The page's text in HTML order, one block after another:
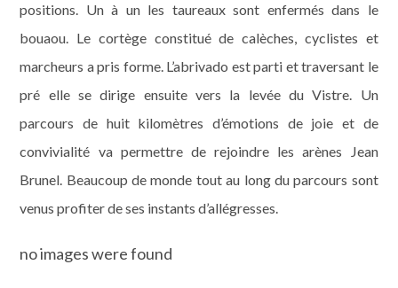
positions. Un à un les taureaux sont enfermés dans le
bouaou. Le cortège constitué de calèches, cyclistes et
marcheurs a pris forme. L’abrivado est parti et traversant le
pré elle se dirige ensuite vers la levée du Vistre. Un
parcours de huit kilomètres d’émotions de joie et de
convivialité va permettre de rejoindre les arènes Jean
Brunel. Beaucoup de monde tout au long du parcours sont
venus profiter de ses instants d’allégresses.
no images were found